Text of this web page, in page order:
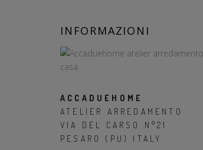
INFORMAZIONI
ACCADUEHOME
ATELIER ARREDAMENTO
VIA DEL CARSO N°21
PESARO (PU) ITALY